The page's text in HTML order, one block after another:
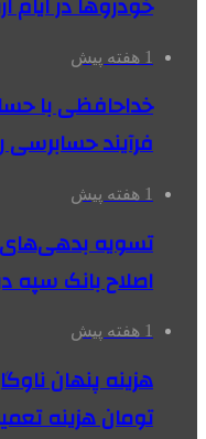
1 هفته پیش
خداحافظی با
فرآیند
1 هفته پیش
اصلاح بانک سپه
1 هفته پیش
هزینه پنهان
تومان هزینه